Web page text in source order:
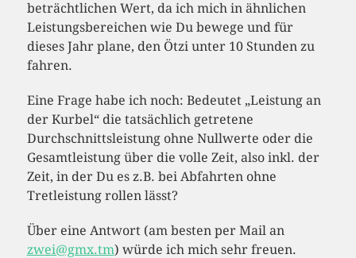
beträchtlichen Wert, da ich mich in ähnlichen
Leistungsbereichen wie Du bewege und für
dieses Jahr plane, den Ötzi unter 10 Stunden zu
fahren.
Eine Frage habe ich noch: Bedeutet „Leistung an
der Kurbel“ die tatsächlich getretene
Durchschnittsleistung ohne Nullwerte oder die
Gesamtleistung über die volle Zeit, also inkl. der
Zeit, in der Du es z.B. bei Abfahrten ohne
Tretleistung rollen lässt?
Über eine Antwort (am besten per Mail an
zwei@gmx.tm) würde ich mich sehr freuen.